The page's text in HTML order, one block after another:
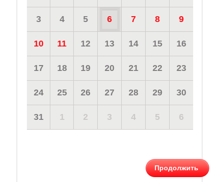
3 4 5 6 7 8 9
10 11 12 13 14 15 16
17 18 19 20 21 22 23
24 25 26 27 28 29 30
31 1 2 3 4 5 6
Продолжить